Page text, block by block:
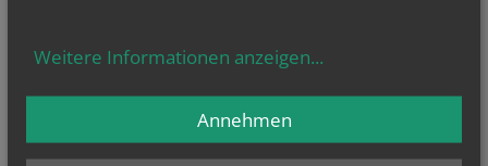
Zum aktuellen Wochenblatt
Weitere Informationen anzeigen...
Annehmen